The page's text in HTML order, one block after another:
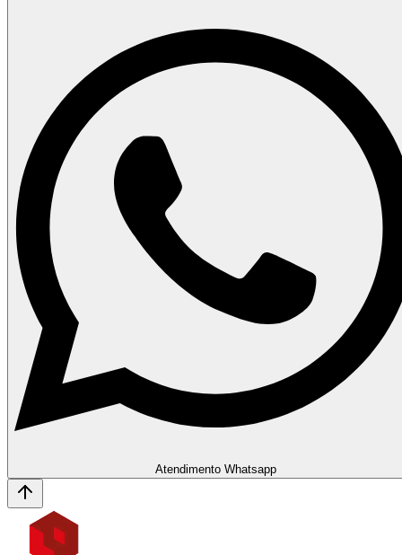
Atendimento Whatsapp